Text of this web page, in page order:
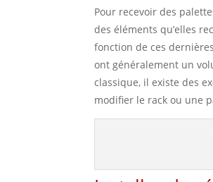
Pour recevoir des
des éléments qu’elles
fonction de ces
ont généralement un
classique, il existe des
modifier le rack ou une